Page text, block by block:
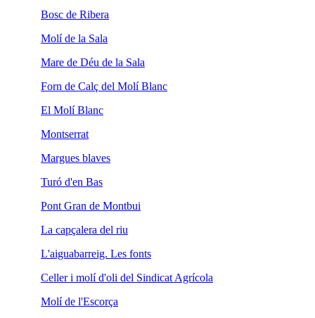
Bosc de Ribera
Molí de la Sala
Mare de Déu de la Sala
Forn de Calç del Molí Blanc
El Molí Blanc
Montserrat
Margues blaves
Turó d'en Bas
Pont Gran de Montbui
La capçalera del riu
L'aiguabarreig. Les fonts
Celler i molí d'oli del Sindicat Agrícola
Molí de l'Escorça